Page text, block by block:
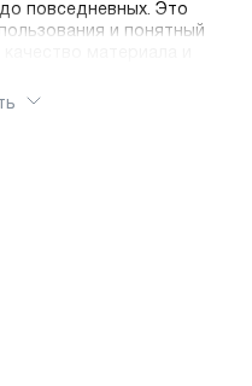
повседневных. Это
и понятный
легко купить онлайн.